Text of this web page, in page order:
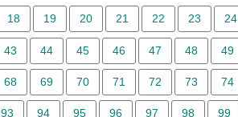
18 19 20 21 22 23 24
43 44 45 46 47 48 49
68 69 70 71 72 73 74
93 94 95 96 97 98 99